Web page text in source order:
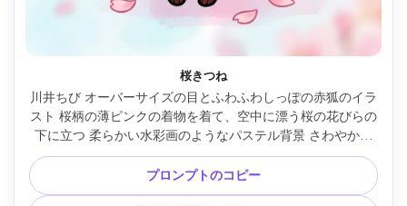
桜きつね
川井ちび オーバーサイズの目とふわふわしっぽの赤狐のイラ
スト 桜柄の薄ピンクの着物を着て、空中に漂う桜の花びらの
下に立つ 柔らかい水彩画のようなパステル背景 さわやかな
太いラインアート バラ色の頬 落ち着いた春の気分 上品でか
わいいマスコットデザイン ディテールが高くすっきりとした
形状 85mmレンズ 被写界深度が浅い --ar 4:5
プロンプトのコピー